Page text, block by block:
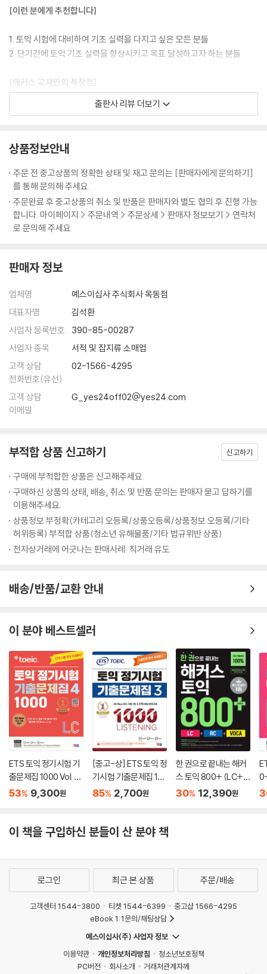
9일 부가 및 선택 의문문
Course 2 선택 의문문
Course 1 제안·요청 의문문
Course 2 평서문
Part 3
11일 회사 생활 1
Course 1 인사 업무
Course 2 사내 업무
Course 2 사업 계획
13일 회사 생활 3
Course 1 고객 상담
Course 2 시설 관리
14일 일상 생활 1
Course 1 쇼핑 시설
Course 2 편의 시설
15일 일상 생활 2
Part 4
16일 메시지(Message)
Course 1 음성 메시지
Course 2 자동 응답 시스템
17일 공지(Announcement)
Course 1 사내 공지
18일 방송(Broadcast)
Course 1 광고
Course 2 라디오 방송
19일 보도(Report)
Course 1 교통방송 및 일기예보
Course 2 뉴스
20일 연설(Speech/Talk)
Course 1 행사 연설
Course 2 가이드의 안내
Answer Sheet
토익 실전모의고사(별책)
해설집(책속의 책)
[이런 분에게 추천합니다]
1. 토익 시험에 대비하여 기초 실력을 다지고 싶은 모든 분들
2. 단기간에 토익 기초 실력을 향상시키고 목표 달성하고자 하는 분들
[해커스 교재만의 특장점]
1. 토익 리스닝 기초 4주 완성!
2) Part 1-2 비슷한 발음 듣기, Part 3-4 상황별 빈출 어휘 및 표현 학습
등을 통해 각 파트별 특징에 맞는
리스닝 스킬 학습 가능
3) 일일 최적의 학습량 구성하여, 매일 어휘/듣기/문제풀이 학습하며 실
력 향상 가능
4) 나의 수준에 꼭 맞는 맞춤형 학습 플랜으로 효과적인 학습 가능
2. 토익 최신기출경향 완벽 분석 및 반영
토익 리딩 대비 가능
3. 지문 끊어 듣기와 상세한 해설로 모든 지문 및 문제 꼼꼼하게 학습 가능
게 파악하고 정확하게 이해 가능
2) 모든 연습 문제의 지문에 정답의 단서가 되는 부분을 명확히 표시하여
혼자서도 쉽게 학습 가능
4. 리스닝 실력 향상과 고득점의 지름길, "받아쓰기&쉐도잉 프로그램" 제
각 파트별 핵심 문장과 필수 표현을 받아쓰기하고 쉐도잉(듣고 따라 말하
기)할 수 있는 프로그램을 이용하며 듣기 실력 향상 가능
5. 실전 감각 향상을 돕는 실전모의고사(별책) 1회분 제공
자신의 실력을 직접 확인하고 부족한 부분을 채워주는 실전모의고사로 실
전 감각 향상 가능
[해커스만의 추가 혜택]
1) 무료 진단고사 해설자료
교재 내 수록된 진단고사를 통해 풀어본 문제를 정확히 이해할 수 있도록
1) 무료 교재 MP3
효과적인 리스닝 학습을 돕는 기본 MP3 제공
2) 무료 단어암기장 및 단어암기 MP3
- 일별로 수록된 교재 핵심 단어를 확실하게 암기할 수 있는 단어암기장 제
공
- 원어민 성우의 음성으로 언제 어디서나 들으면서 외우는 단어암기 MP3
3) 무료 온라인 실전모의고사 1회분
토익 최신기출경향을 완벽 반영한 온라인 실전모의고사 1회분 제공
4) 고사장/매미소음/하드 버전 MP3(별매)
실제 고사장에서 들릴 수 있는 여러 소음에 대비하고, 빠른 속도의 MP3로
[토익 베스트셀러 1위] 교보문고 외국어 베스트셀러 1위(2016.04.04. 인
출판사 리뷰 더보기
상품정보안내
주문 전 중고상품의 정확한 상태 및 재고 문의는 [판매자에게 문의하기]
를 통해 문의해 주세요.
주문완료 후 중고상품의 취소 및 반품은 판매자와 별도 협의 후 진행 가능
합니다. 마이페이지 > 주문내역 > 주문상세 > 판매자 정보보기 > 연락처
로 문의해 주세요.
판매자 정보
업체명
예스이십사 주식회사 목동점
대표자명
김석환
사업자 등록번호
390-85-00287
사업자 종목
서적 및 잡지류 소매업
고객 상담
전화번호(유선)
02-1566-4295
고객 상담
이메일
G_yes24off02@yes24.com
부적합 상품 신고하기 신고하기
구매에 부적합한 상품은 신고해주세요.
구매하신 상품의 상태, 배송, 취소 및 반품 문의는 판매자 묻고 답하기를
이용해주세요.
상품정보 부정확(카테고리 오등록/상품오등록/상품정보 오등록/기타
허위등록) 부적합 상품(청소년 유해물품/기타 법규위반 상품)
전자상거래에 어긋나는 판매사례: 직거래 유도
배송/반품/교환 안내
이 분야 베스트셀러
ETS 토익 정기시험 기
출문제집 1000 Vol. 4
Listening (리스닝)
53% 9,300원
[중고-상] ETS 토익 정
기시험 기출문제집 10
00 Vol. 3 Listening
85% 2,700원
한 권으로 끝내는 해커
스 토익 800+ (LC+R
C+VOCA)
30% 12,390원
이 책을 구입하신 분들이 산 분야 책
로그인 최근 본 상품 주문/배송
고객센터 1544-3800 티켓 1544-6399
중고샵 1566-4295
eBook 1:1문의/채팅상담
예스이십사(주) 사업자 정보
이용약관
개인정보처리방침
청소년보호정책
PC버전
회사소개
거래처관계자께